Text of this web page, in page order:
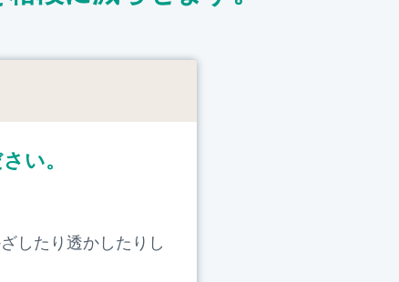
い。
したり透かしたりし